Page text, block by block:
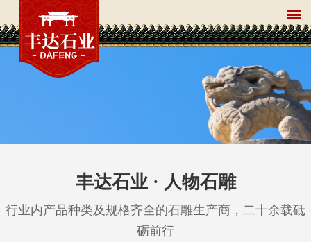
丰达石业 · 人物石雕
行业内产品种类及规格齐全的石雕生产商，二十余载砥
砺前行